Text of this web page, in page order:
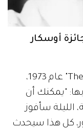
أوسكار
فازت جوليا بالجائزة عن فيلم "The Sting" عام 1973،
"يمكنك أن
الليلة سأفوز
كل هذا سيحدث